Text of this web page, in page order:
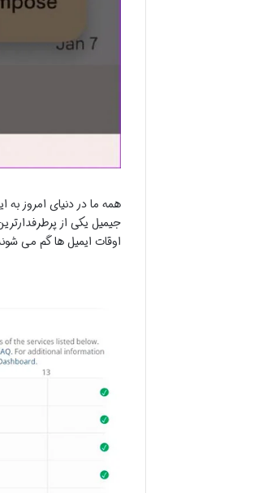
همه ما در دنیای امروز به
جیمیل یکی از
اوقات ایمیل ها گم می